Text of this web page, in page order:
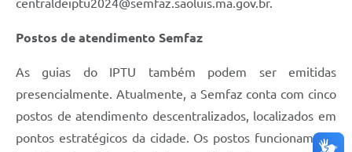
centraldeiptu2024@semfaz.saoluis.ma.gov.br.
Postos de atendimento Semfaz
As guias do IPTU também podem ser emitidas
presencialmente. Atualmente, a Semfaz conta com cinco
postos de atendimento descentralizados, localizados em
pontos estratégicos da cidade. Os postos funcionam em